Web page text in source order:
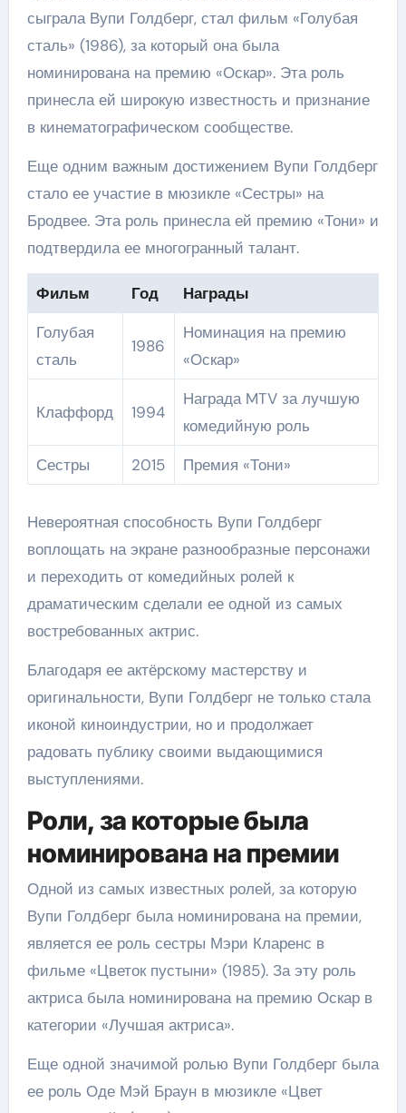
сыграла Вупи Голдберг, стал фильм «Голубая
сталь» (1986), за который она была
номинирована на премию «Оскар». Эта роль
принесла ей широкую известность и признание
в кинематографическом сообществе.
Еще одним важным достижением Вупи Голдберг
стало ее участие в мюзикле «Сестры» на
Бродвее. Эта роль принесла ей премию «Тони» и
подтвердила ее многогранный талант.
Фильм Год
Награды
Голубая
сталь
1986
Номинация на премию
«Оскар»
Клаффорд 1994
Награда MTV за лучшую
комедийную роль
Сестры
2015 Премия «Тони»
Невероятная способность Вупи Голдберг
воплощать на экране разнообразные персонажи
и переходить от комедийных ролей к
драматическим сделали ее одной из самых
востребованных актрис.
Благодаря ее актёрскому мастерству и
оригинальности, Вупи Голдберг не только стала
иконой киноиндустрии, но и продолжает
радовать публику своими выдающимися
выступлениями.
Роли, за которые была
номинирована на премии
Одной из самых известных ролей, за которую
Вупи Голдберг была номинирована на премии,
является ее роль сестры Мэри Кларенс в
фильме «Цветок пустыни» (1985). За эту роль
актриса была номинирована на премию Оскар в
категории «Лучшая актриса».
Еще одной значимой ролью Вупи Голдберг была
ее роль Оде Мэй Браун в мюзикле «Цвет